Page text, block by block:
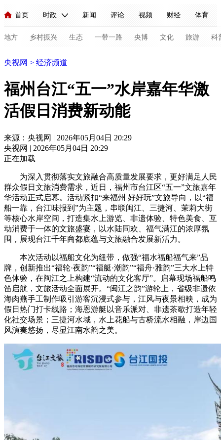
首页 时政 新闻 评论 视频 财经 体育
人民领袖习近平 联播+ 中国领导人 央视快评 习式妙语
直播 栏目大全 节目单 听音 微视频 主持人
海外频道 iPanda English Монгол
地方 乡村振兴 生态 一带一路 央博 文化 旅游 科
新闻 国内 国际 评论
视频 小央视频
现场 前线 比划 快看 蓝海中国 新兵请入列
体育 直播 竞猜 2026年世界杯 2026年冬奥会
VIP会员 CCTV奥林匹克频道 生活体育大会 体育江湖
财经 教育 乡村振兴 生态环境 一带一路
大国智造 大国展会 大国保险 云顶对话 云起
CCTV.节目官网 直播 节目单 栏目 片库 热播榜
央视网 > 经济频道
福州台江“五一”水岸嘉年华激
活假日消费新动能
来源：央视网 | 2026年05月04日 20:29
央视网 | 2026年05月04日 20:29
正在加载
为深入贯彻落实文旅融合高质量发展要求，更好满足人民
群众假日文旅消费需求，近日，福州市台江区“五一”文旅嘉年
华活动正式启幕。活动紧扣“来福州 好好玩”文旅导向，以“福
船一靠，台江味报到”为主题，串联闽江、三捷河、茉莉大街
等核心水岸空间，打造集水上游览、非遗体验、特色美食、互
动消费于一体的文旅盛宴，以水陆同欢、福气满江的浓厚氛
围，展现台江千年商都底蕴与文旅融合发展新活力。
本次活动以福船文化为纽带，做强“福水福船福气来”品
牌，创新推出“福轮·夜韵”“福艇·潮韵”“福舟·雅韵”三大水上特
色体验，在闽江之上构建“流动的文化客厅”。启幕现场福船鸣
笛启航，文旅活动全面展开。“闽江之韵”游轮上，省级非遗依
海肉燕手工制作吸引游客沉浸式参与，江风与夜景相映，成为
假日热门打卡线路；海恩游艇以音乐派对、非遗茶歇打造年轻
化社交场景；三捷河水域，水上花船与古桥流水相融，岸边国
风演奏悠扬，尽显江南水韵之美。